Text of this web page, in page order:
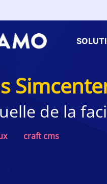
de la
craft cms